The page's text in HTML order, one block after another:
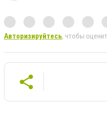
Авторизируйтесь, чтобы